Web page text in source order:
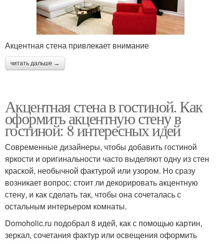
Акцентная стена привлекает внимание
читать дальше →
Акцентная стена в гостиной. Как
оформить акцентную стену в
гостиной: 8 интересных идей
Современные дизайнеры, чтобы добавить гостиной
яркости и оригинальности часто выделяют одну из стен
краской, необычной фактурой или узором. Но сразу
возникает вопрос: стоит ли декорировать акцентную
стену, и как сделать так, чтобы она сочеталась с
остальным интерьером комнаты.
Domoholic.ru подобрал 8 идей, как с помощью картин,
зеркал, сочетания фактур или освещения оформить